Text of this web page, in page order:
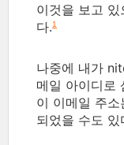
이것을 보고
다.1
나중에 내가
메일 아이디로
이 이메일 주
되었을 수도 있